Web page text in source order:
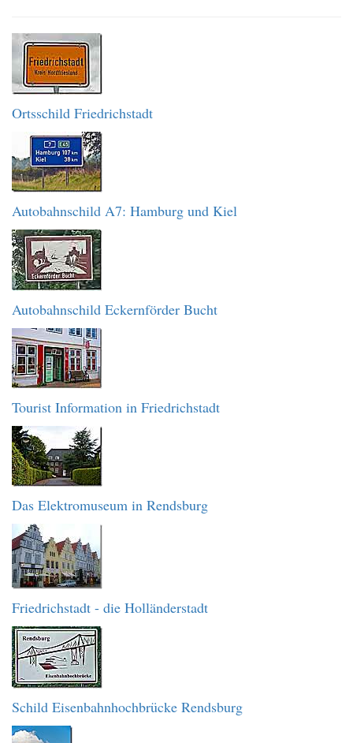
Ortsschild Friedrichstadt
Autobahnschild A7: Hamburg und Kiel
Autobahnschild Eckernförder Bucht
Tourist Information in Friedrichstadt
Das Elektromuseum in Rendsburg
Friedrichstadt - die Holländerstadt
Schild Eisenbahnhochbrücke Rendsburg